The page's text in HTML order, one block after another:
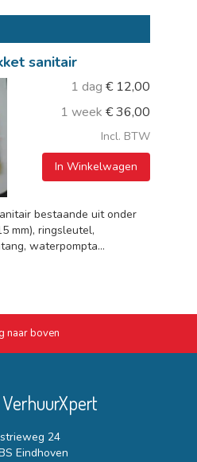
sanitair
1 dag € 12,00
1 week €36,00
Incl. BTW
In Winkelwagen
bestaande uit onder
mm), ringsleutel,
waterpompta...
naar boven
24
Eindhoven